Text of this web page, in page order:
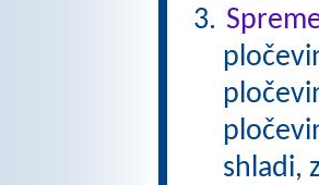
shladi,